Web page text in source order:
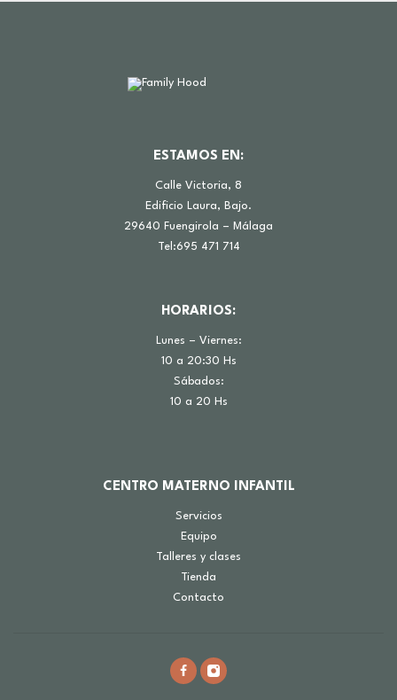
ESTAMOS EN:
Calle Victoria, 8
Edificio Laura, Bajo.
29640 Fuengirola – Málaga
Tel:695 471 714
HORARIOS:
Lunes – Viernes:
10 a 20:30 Hs
Sábados:
10 a 20 Hs
CENTRO MATERNO INFANTIL
Servicios
Equipo
Talleres y clases
Tienda
Contacto